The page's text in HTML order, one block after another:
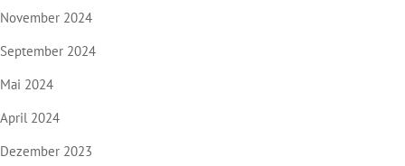
November 2024
September 2024
Mai 2024
April 2024
Dezember 2023